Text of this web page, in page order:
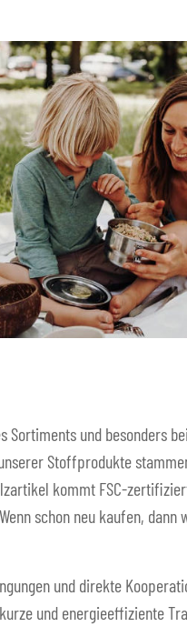
Sortiments und besonders
Stoffprodukte
kommt FSC-
schon neu kaufen, dann
und direkte
und energieeffiziente